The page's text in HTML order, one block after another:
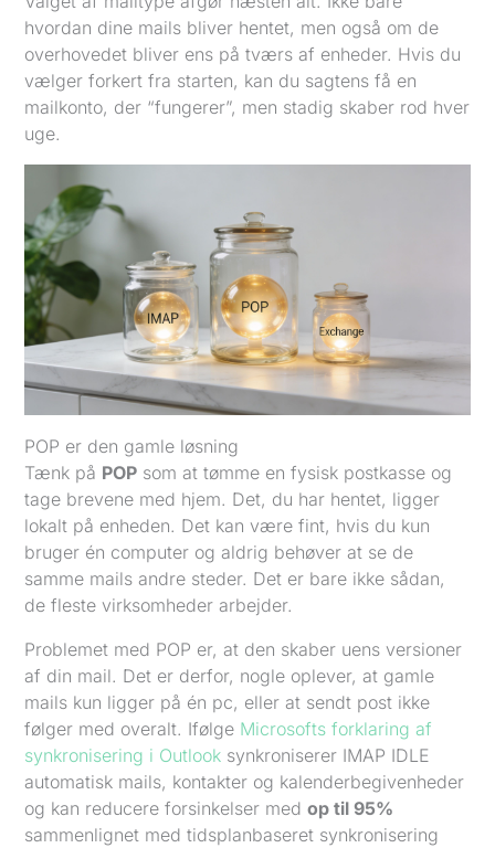
hvordan dine mails bliver hentet, men også om de
overhovedet bliver ens på tværs af enheder. Hvis du
vælger forkert fra starten, kan du sagtens få en
mailkonto, der “fungerer”, men stadig skaber rod hver
uge.
POP er den gamle løsning
Tænk på POP som at tømme en fysisk postkasse og
tage brevene med hjem. Det, du har hentet, ligger
lokalt på enheden. Det kan være fint, hvis du kun
bruger én computer og aldrig behøver at se de
samme mails andre steder. Det er bare ikke sådan,
de fleste virksomheder arbejder.
Problemet med POP er, at den skaber uens versioner
af din mail. Det er derfor, nogle oplever, at gamle
mails kun ligger på én pc, eller at sendt post ikke
følger med overalt. Ifølge Microsofts forklaring af
synkronisering i Outlook synkroniserer IMAP IDLE
automatisk mails, kontakter og kalenderbegivenheder
og kan reducere forsinkelser medop til 95%
sammenlignet med tidsplanbaseret synkronisering